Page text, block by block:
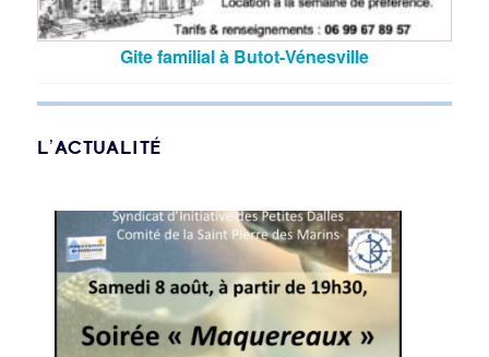
Gite familial à Butot-Vénesville
L’ACTUALITÉ